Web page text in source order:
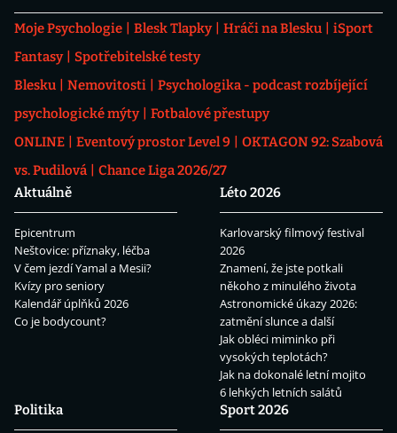
Moje Psychologie Blesk Tlapky Hráči na Blesku
iSport
Fantasy
Spotřebitelské testy
Blesku
Nemovitosti
Psychologika - podcast rozbíjející
psychologické mýty
Fotbalové přestupy
ONLINE
Eventový prostor Level 9
OKTAGON 92: Szabová
vs. Pudilová
Chance Liga 2026/27
Aktuálně
Epicentrum
Neštovice: příznaky, léčba
V čem jezdí Yamal a Mesii?
Kvízy pro seniory
Kalendář úplňků 2026
Co je bodycount?
Léto 2026
Karlovarský filmový festival
2026
Znamení, že jste potkali
někoho z minulého života
Astronomické úkazy 2026:
zatmění slunce a další
Jak obléci miminko při
vysokých teplotách?
Jak na dokonalé letní mojito
6 lehkých letních salátů
Politika
Sport 2026